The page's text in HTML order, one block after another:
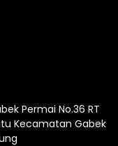
Permai No.36 RT
Kecamatan Gabek